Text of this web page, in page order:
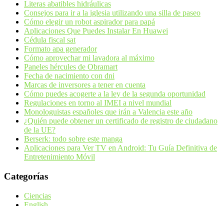
Literas abatibles hidráulicas
Consejos para ir a la iglesia utilizando una silla de paseo
Cómo elegir un robot aspirador para papá
Aplicaciones Que Puedes Instalar En Huawei
Cédula fiscal sat
Formato apa generador
Cómo aprovechar mi lavadora al máximo
Paneles hércules de Obramart
Fecha de nacimiento con dni
Marcas de inversores a tener en cuenta
Cómo puedes acogerte a la ley de la segunda oportunidad
Regulaciones en torno al IMEI a nivel mundial
Monologuistas españoles que irán a Valencia este año
¿Quién puede obtener un certificado de registro de ciudadano
de la UE?
Berserk: todo sobre este manga
Aplicaciones para Ver TV en Android: Tu Guía Definitiva de
Entretenimiento Móvil
Categorías
Ciencias